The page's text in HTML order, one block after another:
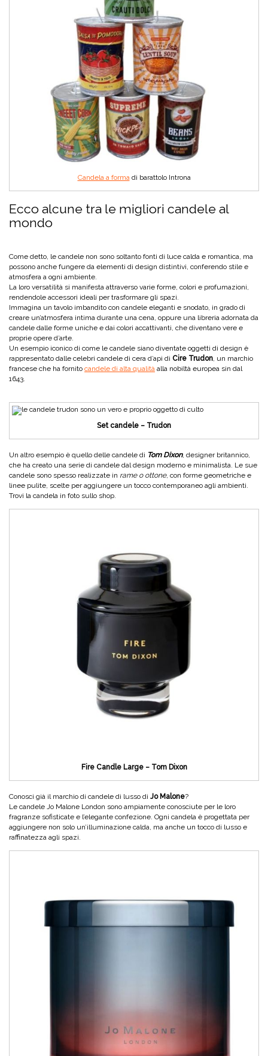
Candela a formadi barattolo Introna
Ecco alcune tra le migliori candele al
mondo
Come detto, le candele non sono soltanto fonti di luce calda e romantica, ma
possono anche fungere da elementi di design distintivi, conferendo stile e
atmosfera a ogni ambiente.
La loro versatilità si manifesta attraverso varie forme, colori e profumazioni,
rendendole accessori ideali per trasformare gli spazi.
Immagina un tavolo imbandito con candele eleganti e snodato, in grado di
creare un’atmosfera intima durante una cena, oppure una libreria adornata da
candele dalle forme uniche e dai colori accattivanti, che diventano vere e
proprie opere d’arte.
Un esempio iconico di come le candele siano diventate oggetti di design è
rappresentato dalle celebri candele di cera d’api di Cire Trudon, un marchio
francese che ha fornito candele di alta qualità alla nobiltà europea sin dal
1643.
Set candele – Trudon
Un altro esempio è quello delle candele di Tom Dixon, designer britannico,
che ha creato una serie di candele dal design moderno e minimalista. Le sue
candele sono spesso realizzate in rame o ottone, con forme geometriche e
linee pulite, scelte per aggiungere un tocco contemporaneo agli ambienti.
Trovi la candela in foto sullo shop.
Fire Candle Large – Tom Dixon
Conosci già il marchio di candele di lusso di Jo Malone?
Le candele Jo Malone London sono ampiamente conosciute per le loro
fragranze sofisticate e l’elegante confezione. Ogni candela è progettata per
aggiungere non solo un’illuminazione calda, ma anche un tocco di lusso e
raffinatezza agli spazi.